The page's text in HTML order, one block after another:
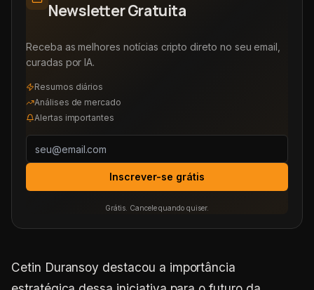
Newsletter Gratuita
Receba as melhores notícias cripto direto no seu email,
curadas por IA.
Resumos diários
Análises de mercado
Alertas importantes
Inscrever-se grátis
Grátis. Cancele quando quiser.
Cetin Duransoy destacou a importância